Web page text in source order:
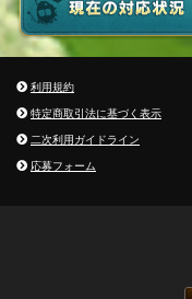
利用規約
特定商取引法に基づく表示
二次利用ガイドライン
応募フォーム